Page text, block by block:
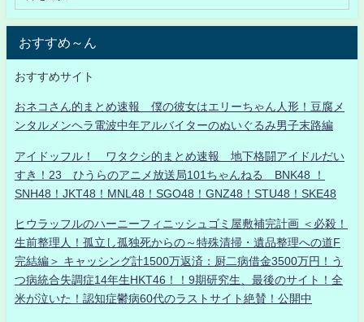
おすすめ～ん
おすすめサイト
おネコさん的まとめ速報 僕の彼女はエリーちゃん人形！豆腐メ
ンタルメンヘラ電波中年アルバイターのぬいぐるみ男子末路編
アイドッフル！ ワタクシ的まとめ速報 地下格闘アイドルだい
すき！23 ひうらのアニメ放送局101ちゃんねる BNK48 ！
SNH48！JKT48！MNL48！SGO48！GNZ48！STU48！SKE48
ヒウラッフルのハーニーフィニッシュゴミ屋敷補完計画 ＜必殺！
生前整理人！孤立し孤独死からの～特殊清掃・遺品整理への道F
完結編＞ キャッシング計1500万返済：厨二病借金3500万円！う
つ病統合失調症14年生HKT46！！9期研究生、最後のサイト！全
米が泣いた！認知症鬱病60代のラストサイト絶賛！公開中